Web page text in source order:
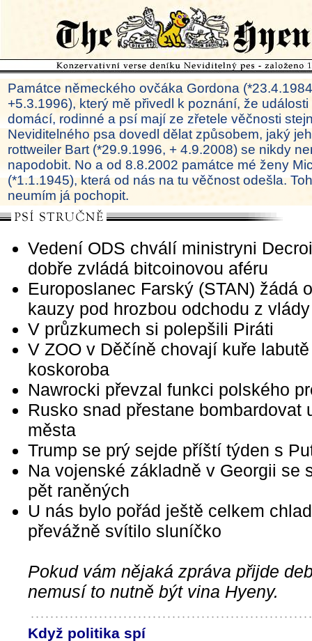
Památce německého ovčáka Gordona
+5.3.1996), který mě přivedl k poznání, že
domácí, rodinné a psí mají ze zřetele věčnosti
Neviditelného psa dovedl dělat způsobem, jaký
rottweiler Bart (*29.9.1996, + 4.9.2008) se nikdy
napodobit. No a od 8.8.2002 památce mé ženy
(*1.1.1945), která od nás na tu věčnost odešla.
neumím já pochopit.
Vedení ODS chválí ministryni
dobře zvládá bitcoinovou aféru
Europoslanec Farský (STAN) žádá
kauzy pod hrozbou odchodu z vlády
V průzkumech si polepšili Piráti
V ZOO v Děčíně chovají kuře
koskoroba
Nawrocki převzal funkci polského
Rusko snad přestane bombardovat
města
Trump se prý sejde příští týden s
Na vojenské základně v Georgii se
pět raněných
U nás bylo pořád ještě celkem
převážně svítilo sluníčko
Pokud vám nějaká zpráva přijde
nemusí to nutně být vina Hyeny.
Když politika spí